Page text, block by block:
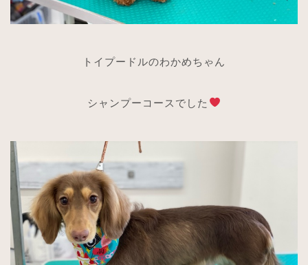
トイプードルのわかめちゃん
シャンプーコースでした